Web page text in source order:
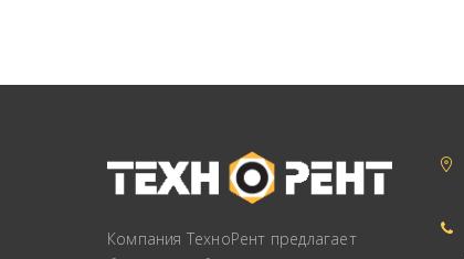
Компания ТехноРент предлагает